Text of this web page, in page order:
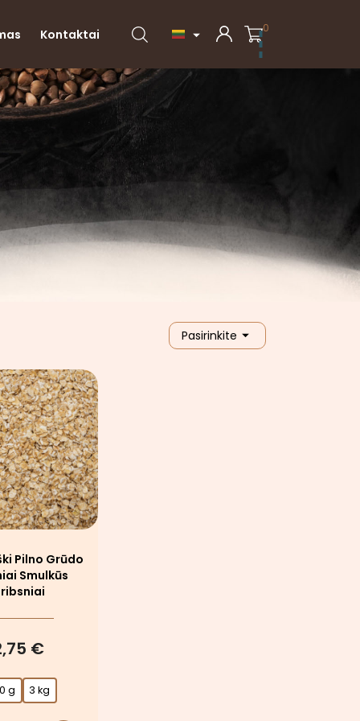
Kontaktai  0
Pasirinkite 
Pilno Grūdo
Smulkūs
€
g 3 kg